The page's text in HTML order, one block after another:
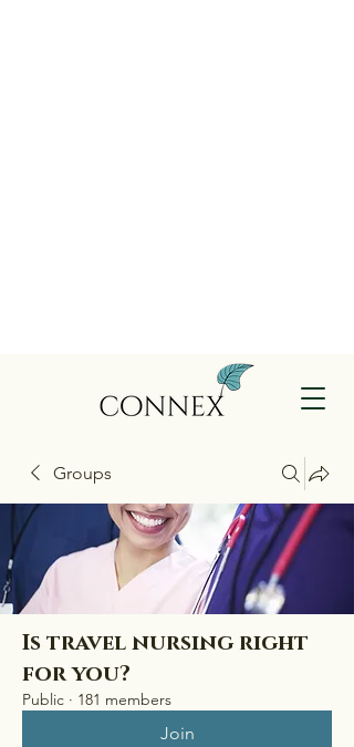
Groups
Is travel nursing right
for you?
Public · 181 members
Join